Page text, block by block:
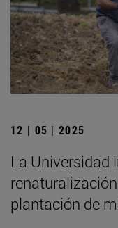
12 | 05 | 2025
La Universidad
plantación de